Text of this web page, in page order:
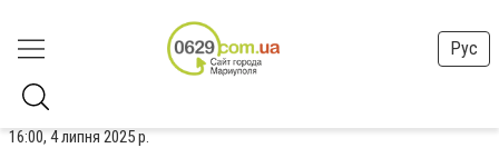
Рус
16:00, 4 липня 2025 р.